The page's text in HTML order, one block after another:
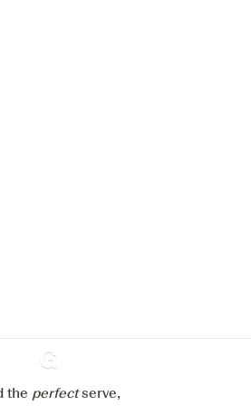
Ginventory
the perfectserve,